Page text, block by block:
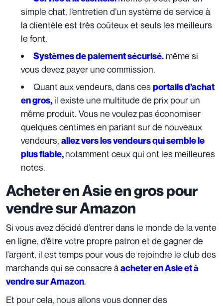
simple chat, l’entretien d’un système de service à
la clientèle est très coûteux et seuls les meilleurs
le font.
Systèmes de paiement sécurisé. même si
vous devez payer une commission.
Quant aux vendeurs, dans cesportails d’achat
en gros, il existe une multitude de prix pour un
même produit. Vous ne voulez pas économiser
quelques centimes en pariant sur de nouveaux
vendeurs, allez vers les vendeurs qui semble le
plus fiable,notamment ceux qui ont les meilleures
notes.
Acheter en Asie en gros pour
vendre sur Amazon
Si vous avez décidé d’entrer dans le monde de la vente
en ligne, d’être votre propre patron et de gagner de
l’argent, il est temps pour vous de rejoindre le club des
marchands qui se consacre àacheter en Asie et à
vendre sur Amazon.
Et pour cela, nous allons vous donner des